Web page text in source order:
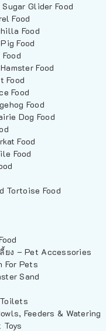
Glider Food
Food
Food
Food
Food
Food
Food
Food
Dog Food
Food
Food
Tortoise Food
ง – Pet Accessories
For Pets
Sand
Feeders & Watering
Toys